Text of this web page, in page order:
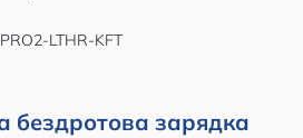
бездротова зарядка